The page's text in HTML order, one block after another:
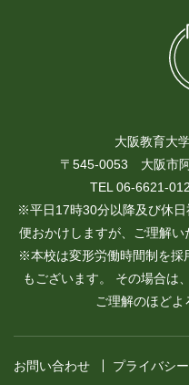
大阪教育大
〒545-0053 大阪市
TEL 06-6621-
※平日17時30分以降及び休
便おかけしますが、ご理解い
※本校は変形労働時間制を採
もございます。 その場合は
ご理解のほどよ
お問い合わせ プライバシ